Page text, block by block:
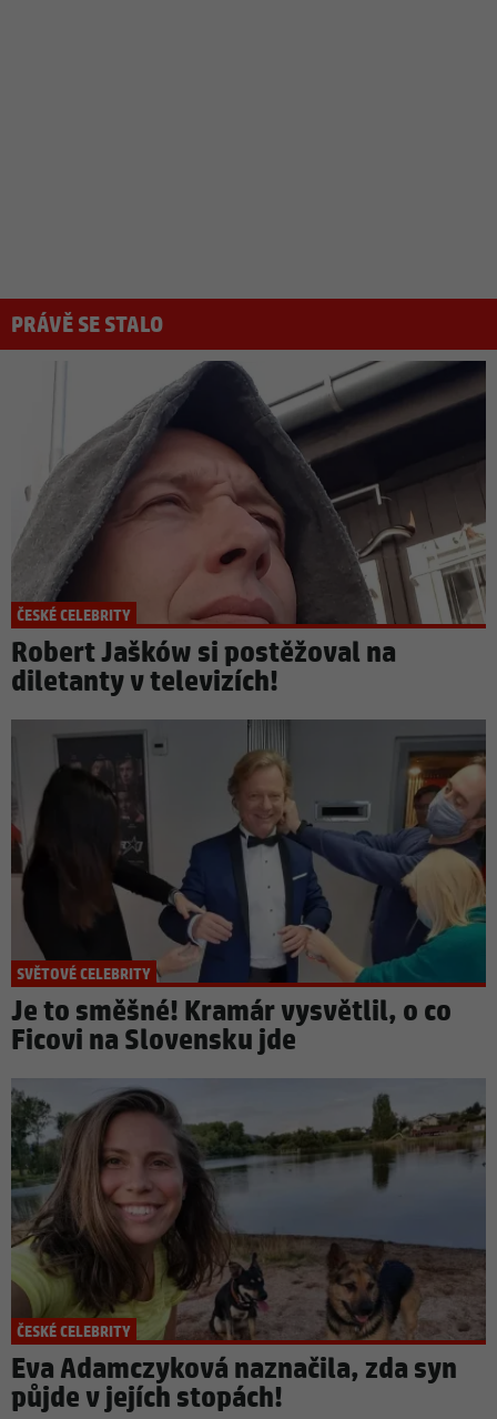
PRÁVĚ SE STALO
ČESKÉ CELEBRITY
Robert Jašków si postěžoval na
diletanty v televizích!
SVĚTOVÉ CELEBRITY
Je to směšné! Kramár vysvětlil, o co
Ficovi na Slovensku jde
ČESKÉ CELEBRITY
Eva Adamczyková naznačila, zda syn
půjde v jejích stopách!